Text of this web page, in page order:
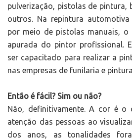
pulverização, pistolas de pintura,
outros. Na repintura
por meio de pistolas manuais, o
apurada do pintor profissional.
ser capacitado para realizar a
nas empresas de funilaria e
Então é fácil? Sim ou não?
Não, definitivamente. A cor é o
atenção das pessoas ao
dos anos, as tonalidades